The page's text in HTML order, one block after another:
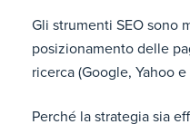
Gli strumenti SEO sono
posizionamento delle
ricerca (Google, Yahoo e
Perché la strategia sia